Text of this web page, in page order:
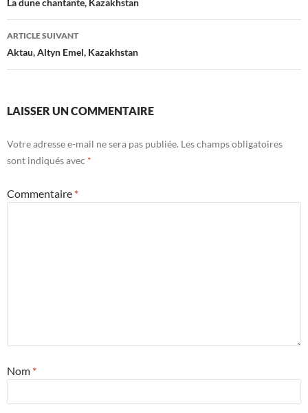
des
articles
La dune chantante, Kazakhstan
ARTICLE SUIVANT
Aktau, Altyn Emel, Kazakhstan
LAISSER UN COMMENTAIRE
Votre adresse e-mail ne sera pas publiée. Les champs obligatoires
sont indiqués avec *
Commentaire *
Nom *